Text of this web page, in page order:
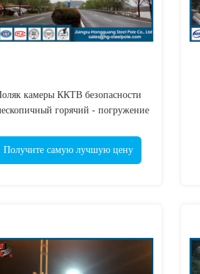
камеры ККТВ безопасности
горячий - погружение
Получите самую лучшую цену